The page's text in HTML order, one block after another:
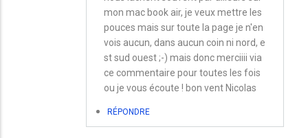
mon mac book air, je veux mettre les
pouces mais sur toute la page je n'en
vois aucun, dans aucun coin ni nord, e
st sud ouest ;-) mais donc merciiii via
ce commentaire pour toutes les fois
ou je vous écoute ! bon vent Nicolas
RÉPONDRE